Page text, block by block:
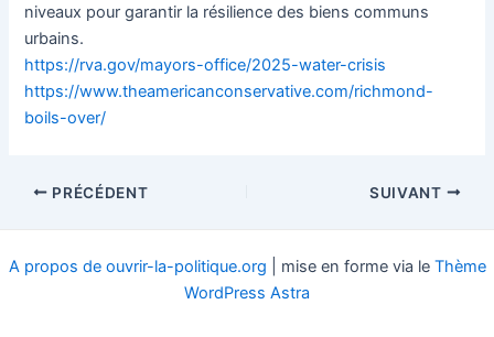
niveaux pour garantir la résilience des biens communs
urbains.
https://rva.gov/mayors-office/2025-water-crisis
https://www.theamericanconservative.com/richmond-
boils-over/
NavigationPRÉCÉDENT SUIVANT
A propos de ouvrir-la-politique.org | mise en forme via le Thème
WordPress Astra